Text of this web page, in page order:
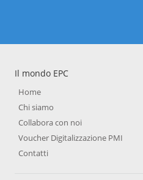
Il mondo EPC
Home
Chi siamo
Collabora con noi
Voucher Digitalizzazione PMI
Contatti